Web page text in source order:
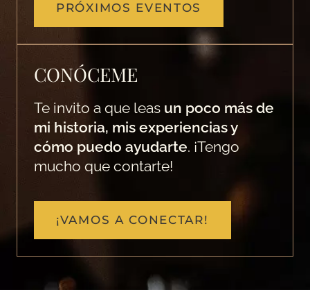
PRÓXIMOS EVENTOS
CONÓCEME
Te invito a que leas un poco más de
mi historia, mis experiencias y
cómo puedo ayudarte. ¡Tengo
mucho que contarte!
¡VAMOS A CONECTAR!